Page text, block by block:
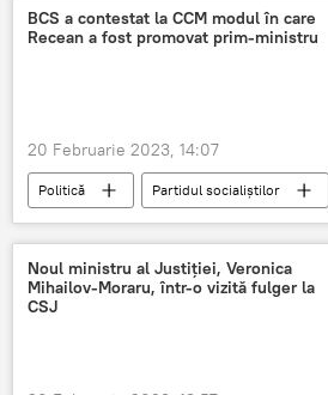
diplomație
BCS a contestat la CCM modul în care
Recean a fost promovat prim-ministru
20 Februarie 2023, 14:07
Politică
Partidul socialiștilor
Partidul Comuniștilor
PSRM
Curtea Constituțională
Dorin Recean
Noul ministru al Justiției, Veronica
Mihailov-Moraru, într-o vizită fulger la
CSJ